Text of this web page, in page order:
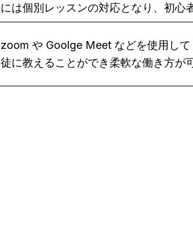
には個別レッスンの対応となり、初心
zoom や Goolge Meet などを使用し
徒に教えることができ柔軟な働き方が